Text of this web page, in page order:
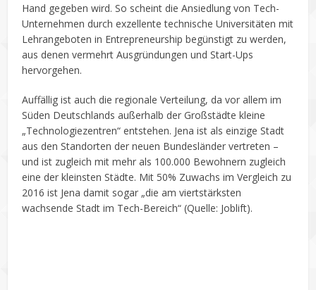
Hand gegeben wird. So scheint die Ansiedlung von Tech-
Unternehmen durch exzellente technische Universitäten mit
Lehrangeboten in Entrepreneurship begünstigt zu werden,
aus denen vermehrt Ausgründungen und Start-Ups
hervorgehen.
Auffällig ist auch die regionale Verteilung, da vor allem im
Süden Deutschlands außerhalb der Großstädte kleine
„Technologiezentren“ entstehen. Jena ist als einzige Stadt
aus den Standorten der neuen Bundesländer vertreten –
und ist zugleich mit mehr als 100.000 Bewohnern zugleich
eine der kleinsten Städte. Mit 50% Zuwachs im Vergleich zu
2016 ist Jena damit sogar „die am viertstärksten
wachsende Stadt im Tech-Bereich“ (Quelle: Joblift).